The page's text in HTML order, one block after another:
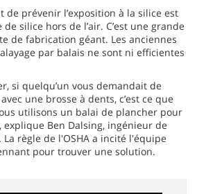
prévenir l’exposition à la silice est
silice hors de l’air. C’est une grande
de fabrication géant. Les anciennes
par balais ne sont ni efficientes
si quelqu’un vous demandait de
une brosse à dents, c’est ce que
utilisons un balai de plancher pour
Ben Dalsing, ingénieur de
La règle de l'OSHA a incité l'équipe
pour trouver une solution.